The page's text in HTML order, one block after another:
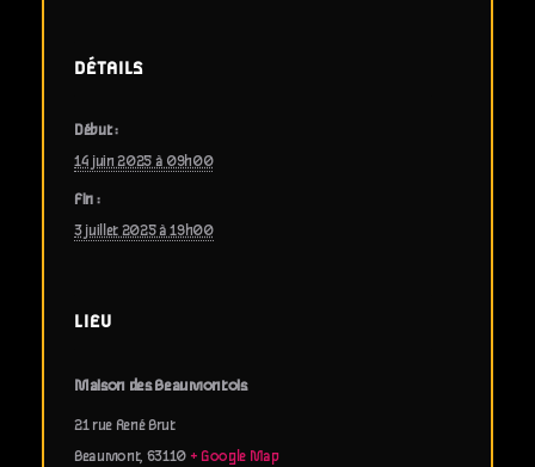
DÉTAILS
Début :
14 juin 2025 à 09h00
Fin :
3 juillet 2025 à 19h00
LIEU
Maison des Beaumontois
21 rue René Brut
Beaumont, 63110 + Google Map